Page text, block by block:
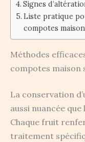
Signes
Liste pratique
compotes maison
Méthodes
compotes maison
La conservation
aussi nuancée
Chaque fruit
traitement